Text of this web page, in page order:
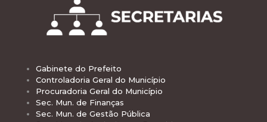
Gabinete do Prefeito
Controladoria Geral do Município
Procuradoria Geral do Município
Sec. Mun. de Finanças
Sec. Mun. de Gestão Pública